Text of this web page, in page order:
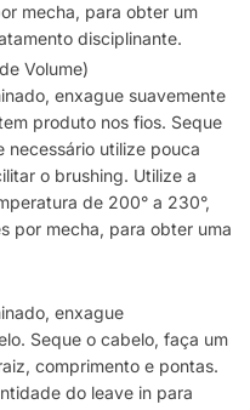
mecha, para obter um
disciplinante.
Volume)
enxague suavemente
produto nos fios. Seque
necessário utilize pouca
o brushing. Utilize a
de 200° a 230°,
por mecha, para obter uma
enxague
Seque o cabelo, faça um
comprimento e pontas.
do leave in para